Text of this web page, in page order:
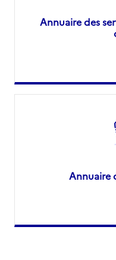
Annuaire des
Annuaire